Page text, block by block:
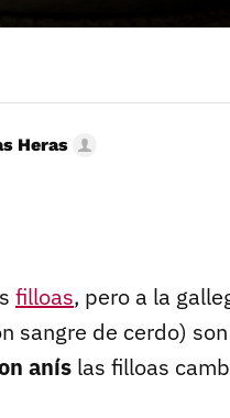
Heras
filloas, pero a la
sangre de cerdo)
anís las filloas